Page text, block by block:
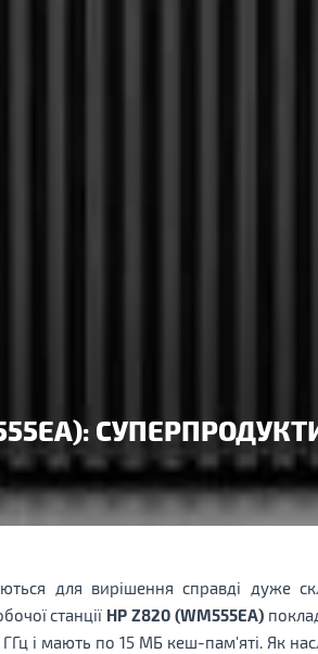
для вирішення справді дуже
станції HP Z820 (WM555EA)
і мають по 15 МБ кеш-пам'яті. Як